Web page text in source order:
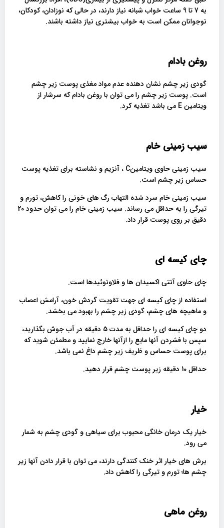
به 7 تا 9 ساعت خواب شبانه نیاز دارند، در حالی که نوزادان، کودکان،
نوجوانان ممکن است به خواب بیشتری نیاز داشته باشند.
روغن بادام
گودی زیر چشم نشان دهنده عدم مواد مغذی پوست زیر چشم
است. پوست زیر چشم را می توان با روغن بادام که سرشار از
ویتامین E می باشد تغذیه کرد.
سیب زمینی خام
سیب زمینی حاوی ویتامینC ، آنزیم و نشاسته برای تغذیه پوست
حساس زیر چشم است.
سیب زمینی خام سرد شده التهاب رگ های خونی را کاهش، تورم و
تیرگی را به حداقل می رساند. سیب زمینی خام را می توان حدود 20
دقیق بر روی پوست قرار داد.
چای کیسه ای
چای حاوی آنتی اکسیدان ها و فلاونوئیدها است.
استفاده از چای کیسه ای جهت تقویت گردش خون، آرامش اعصاب
و ماهیچه های چشم، گودی زیر چشم را بهبود می بخشد.
دو چای کیسه ای را حداقل به مدت 5 دقیقه در آب جوش بگذارید،
سپس با فشردن آنها مایع را ازآنها خارج نمایید و مطمئن شوید که
برای پوست حساس و ظریف زیر چشم داغ نمی باشد.
حداقل 10 دقیقه زیر پوست چشم قرار دهید.
خیار
خیار یک درمان خانگی محبوب برای سیاهی و گودی چشم به شمار
می رود.
برش های خیار اثر خنک کنندگی دارند، می توان با قرار دادن آنها زیر
چشم ها؛ تورم و تیرگی را کاهش داد.
روغن ماهی